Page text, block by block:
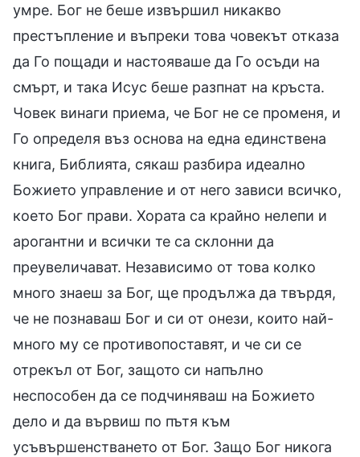
умре. Бог не беше извършил никакво
престъпление и въпреки това човекът отказа
да Го пощади и настояваше да Го осъди на
смърт, и така Исус беше разпнат на кръста.
Човек винаги приема, че Бог не се променя, и
Го определя въз основа на една единствена
книга, Библията, сякаш разбира идеално
Божието управление и от него зависи всичко,
което Бог прави. Хората са крайно нелепи и
арогантни и всички те са склонни да
преувеличават. Независимо от това колко
много знаеш за Бог, ще продължа да твърдя,
че не познаваш Бог и си от онези, които най-
много му се противопоставят, и че си се
отрекъл от Бог, защото си напълно
неспособен да се подчиняваш на Божието
дело и да вървиш по пътя към
усъвършенстването от Бог. Защо Бог никога